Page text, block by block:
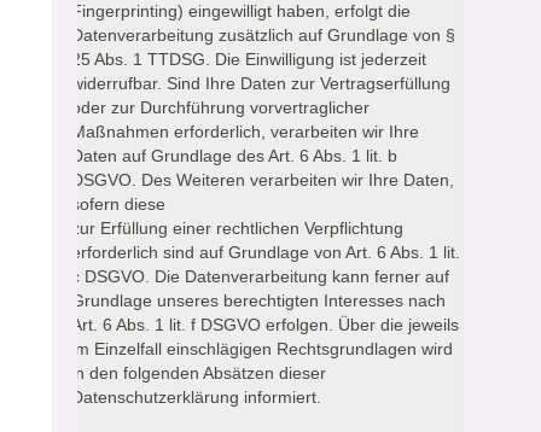
Fingerprinting) eingewilligt haben, erfolgt die
Datenverarbeitung zusätzlich auf Grundlage von §
25 Abs. 1 TTDSG. Die Einwilligung ist jederzeit
widerrufbar. Sind Ihre Daten zur Vertragserfüllung
oder zur Durchführung vorvertraglicher
Maßnahmen erforderlich, verarbeiten wir Ihre
Daten auf Grundlage des Art. 6 Abs. 1 lit. b
DSGVO. Des Weiteren verarbeiten wir Ihre Daten,
sofern diese
zur Erfüllung einer rechtlichen Verpflichtung
erforderlich sind auf Grundlage von Art. 6 Abs. 1 lit.
c DSGVO. Die Datenverarbeitung kann ferner auf
Grundlage unseres berechtigten Interesses nach
Art. 6 Abs. 1 lit. f DSGVO erfolgen. Über die jeweils
im Einzelfall einschlägigen Rechtsgrundlagen wird
in den folgenden Absätzen dieser
Datenschutzerklärung informiert.